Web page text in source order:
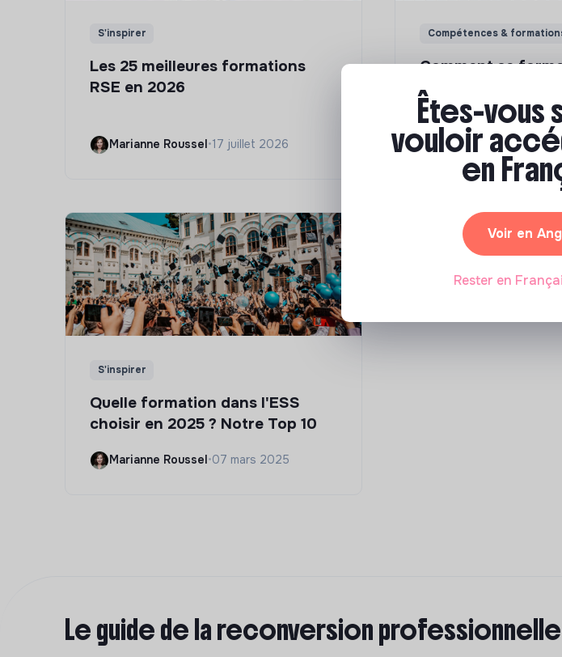
S'inspirer
Les 25 meilleures formations
RSE en 2026
Marianne Roussel•17 juillet 2026
Compétences &
Comment se
transition
Marianne Roussel•09
S'inspirer
Quelle formation dans l'ESS
choisir en 2025 ? Notre Top 10
Marianne Roussel•07 mars 2025
Le guide de la reconversion professionnelle
Êtes-vous
vouloir
en
Voir en
Rester en